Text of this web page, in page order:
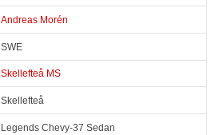
Andreas Morén
SWE
Skellefteå MS
Skellefteå
Legends Chevy-37 Sedan